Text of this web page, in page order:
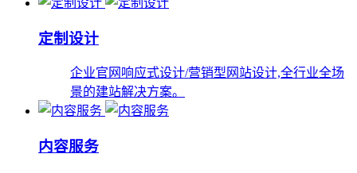
定制设计
企业官网响应式设计/营销型网站设计,全行业全场
景的建站解决方案。
内容服务